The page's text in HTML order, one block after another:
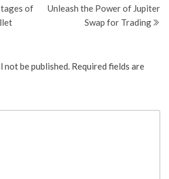
of
Unleash the Power of Jupiter
Swap for Trading
not be published. Required fields are